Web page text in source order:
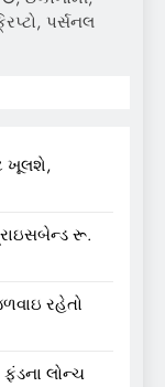
પર્સનલ
ખૂલશે,
રૂ.
રહેતો
ફંડના લોન્ચ